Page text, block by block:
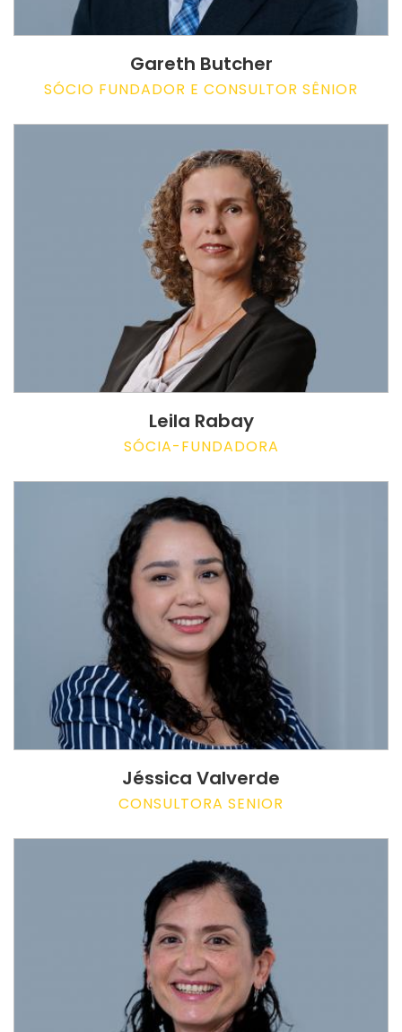
Gareth Butcher
SÓCIO FUNDADOR E CONSULTOR SÊNIOR
Leila Rabay
SÓCIA-FUNDADORA
Jéssica Valverde
CONSULTORA SENIOR